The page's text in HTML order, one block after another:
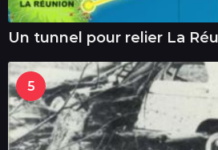
Un tunnel pour relier La
5